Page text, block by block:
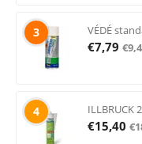
3 VÉDÉ
€7,79 €
4 ILLBRUCK
€15,40 €